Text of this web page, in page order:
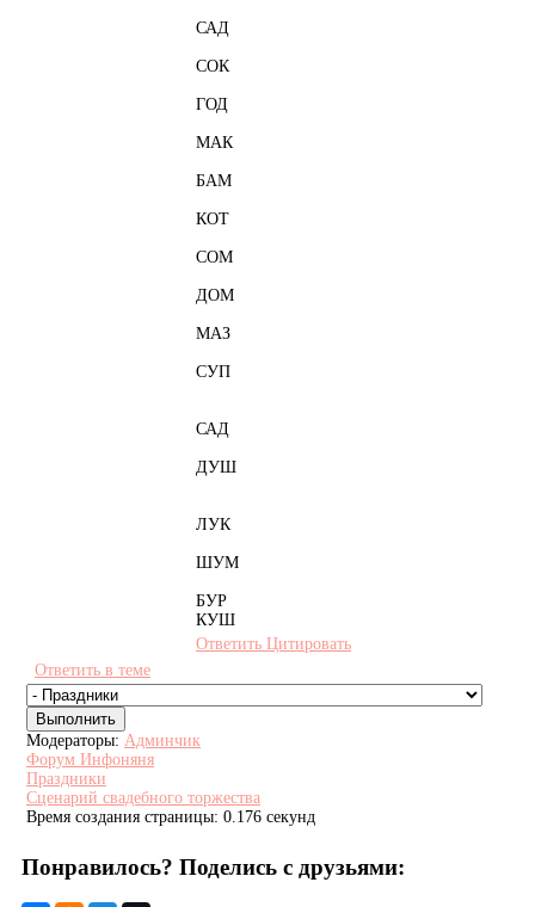
САД
СОК
ГОД
МАК
БАМ
КОТ
СОМ
ДОМ
МАЗ
СУП
САД
ДУШ
ЛУК
ШУМ
БУР
КУШ
Ответить Цитировать
Ответить в теме
Модераторы: Админчик
Форум Инфоняня
Праздники
Сценарий свадебного торжества
Время создания страницы: 0.176 секунд
Понравилось? Поделись с друзьями: